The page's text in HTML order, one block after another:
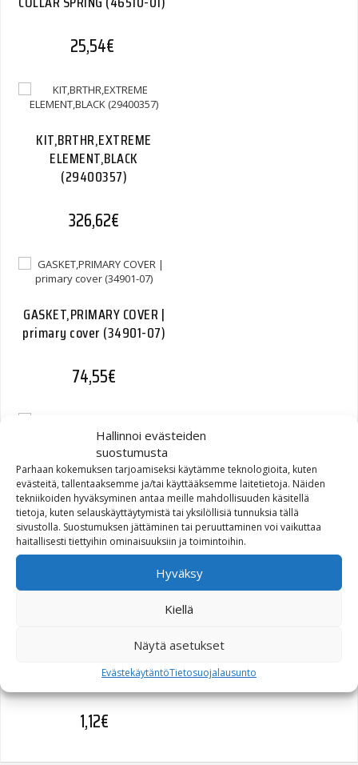
Hallinnoi evästeiden
suostumusta
Parhaan kokemuksen tarjoamiseksi käytämme teknologioita, kuten
evästeitä, tallentaaksemme ja/tai käyttääksemme laitetietoja. Näiden
tekniikoiden hyväksyminen antaa meille mahdollisuuden käsitellä
tietoja, kuten selauskäyttäytymistä tai yksilöllisiä tunnuksia tällä
sivustolla. Suostumuksen jättäminen tai peruuttaminen voi vaikuttaa
haitallisesti tiettyihin ominaisuuksiin ja toimintoihin.
Hyväksy
Kiellä
Näytä asetukset
EvästekäytäntöTietosuojalausunto
25,54€
KIT,BRTHR,EXTREME
ELEMENT,BLACK
(29400357)
326,62€
GASKET,PRIMARY COVER |
primary cover (34901-07)
74,55€
KIT,COS
CVR,EXTREME,BLACK,STYLE
1 (61300845)
TERMINAL PIN, #16-20
AWG (72169-07)
1,12€